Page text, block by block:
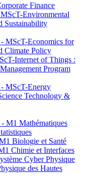
Finance
Environmental
Sustainability
MScT-Economics for
Climate Policy
Internet of Things :
Program
MScT-Energy
Technology &
M1 Mathématiques
Biologie et Santé
Chimie et Interfaces
Cyber Physique
des Hautes